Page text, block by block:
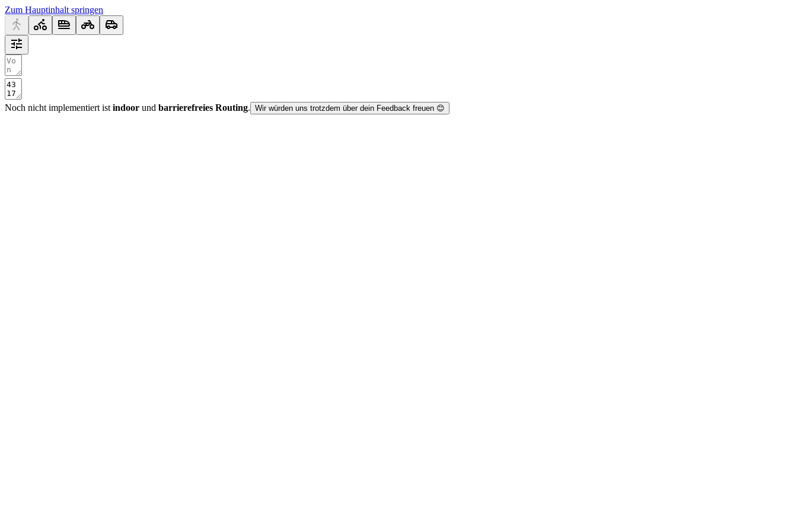
Zum Hauptinhalt springen
Noch nicht implementiert ist indoor und barrierefreies Routing. Wir würden uns trotzdem über dein Feedback freuen 😊